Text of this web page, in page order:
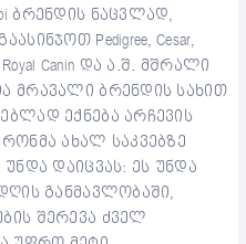
ბრენდის ნაცვლად,
Pedigree, Cesar,
Royal Canin და ა.შ. მშრალი
მრავალი ბრენდის სახით
ექნება არჩევის
ახალ საკვებზე
დაიცვას: ეს უნდა
განმავლობაში,
შერევა ძველ